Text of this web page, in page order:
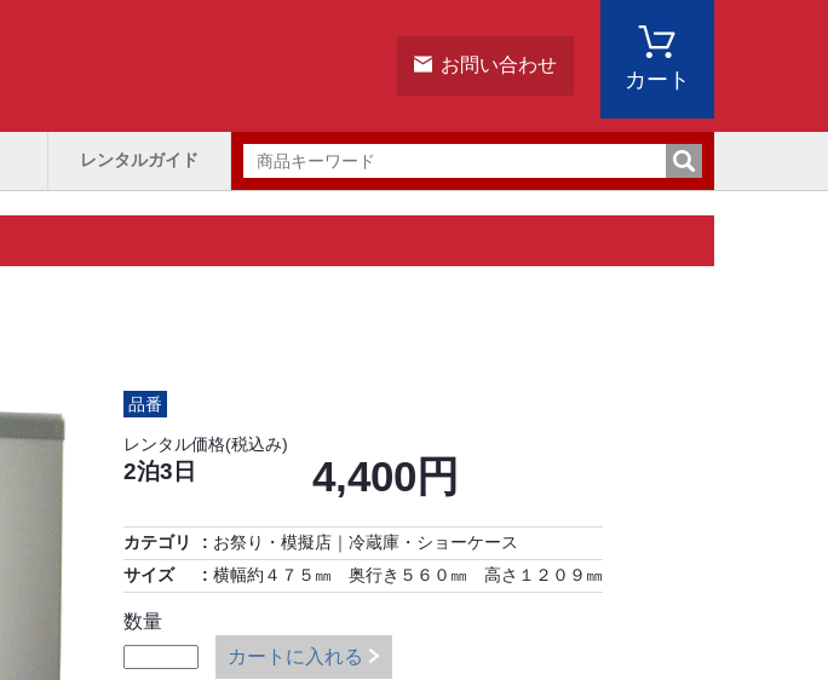
お問い合わせ
カート
レンタルガイド
品番
レンタル価格(税込み)
2泊3日 4,400円
カテゴリ お祭り・模擬店 ｜ 冷蔵庫・ショーケース
サイズ
横幅約４７５㎜ 奥行き５６０㎜ 高さ１２０９㎜
数量
カートに入れる